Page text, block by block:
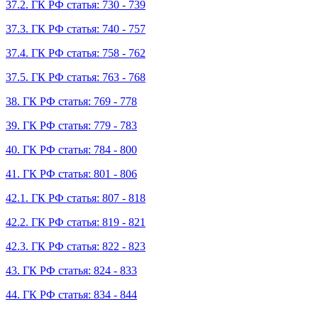
37.2. ГК РФ статья: 730 - 739
37.3. ГК РФ статья: 740 - 757
37.4. ГК РФ статья: 758 - 762
37.5. ГК РФ статья: 763 - 768
38. ГК РФ статья: 769 - 778
39. ГК РФ статья: 779 - 783
40. ГК РФ статья: 784 - 800
41. ГК РФ статья: 801 - 806
42.1. ГК РФ статья: 807 - 818
42.2. ГК РФ статья: 819 - 821
42.3. ГК РФ статья: 822 - 823
43. ГК РФ статья: 824 - 833
44. ГК РФ статья: 834 - 844